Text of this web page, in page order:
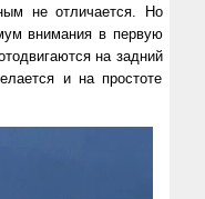
не отличается. Но
внимания в первую
на задний
и на простоте